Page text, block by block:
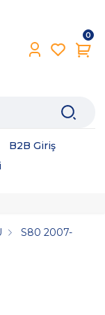
0
B2B Giriş
S80 2007-